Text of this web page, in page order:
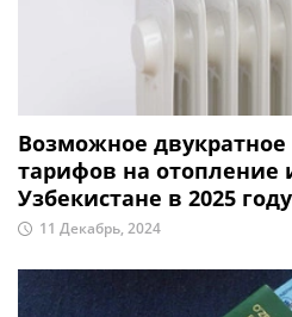
Возможное
тарифов на отопление
Узбекистане в 2025 году
11 Декабрь, 2024